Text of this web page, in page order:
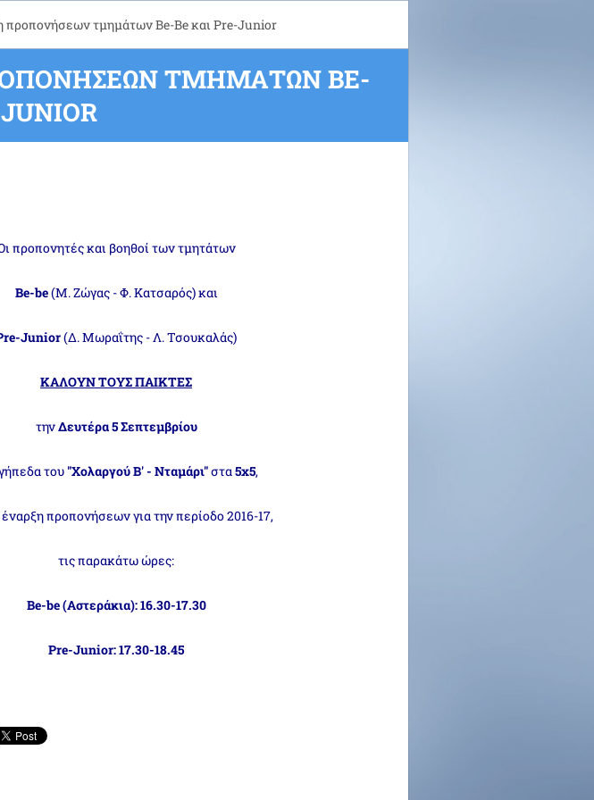
προπονήσεων τμημάτων Βe-Be και Pre-Junior
ΤΜΗΜΆΤΩΝ ΒE-
προπονητές και βοηθοί των τμητάτων
Be-be(M. Zώγας - Φ. Κατσαρός) και
Junior(Δ. Μωραΐτης - Λ. Τσουκαλάς)
ΚΑΛΟΥΝ ΤΟΥΣ ΠΑΙΚΤΕΣ
τηνΔευτέρα 5 Σεπτεμβρίου
του "Χολαργού Β' - Νταμάρι"στα5x5,
έναρξη προπονήσεων για την περίοδο 2016-17,
τις παρακάτω ώρες:
Βe-be (Αστεράκια): 16.30-17.30
Pre-Junior: 17.30-18.45